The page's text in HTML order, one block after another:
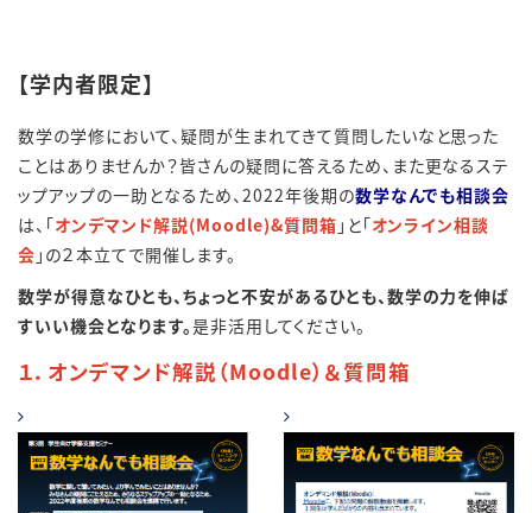
【学内者限定】
数学の学修において、疑問が生まれてきて質問したいなと思った
ことはありませんか？皆さんの疑問に答えるため、また更なるステ
ップアップの一助となるため、2022年後期の数学なんでも相談会
は、「オンデマンド解説(Moodle)&質問箱 」と「オンライン相談
会 」の２本立てで開催します。
数学が得意なひとも、ちょっと不安があるひとも、数学の力を伸ば
すいい機会となります。是非活用してください。
１．オンデマンド解説（Moodle）＆質問箱